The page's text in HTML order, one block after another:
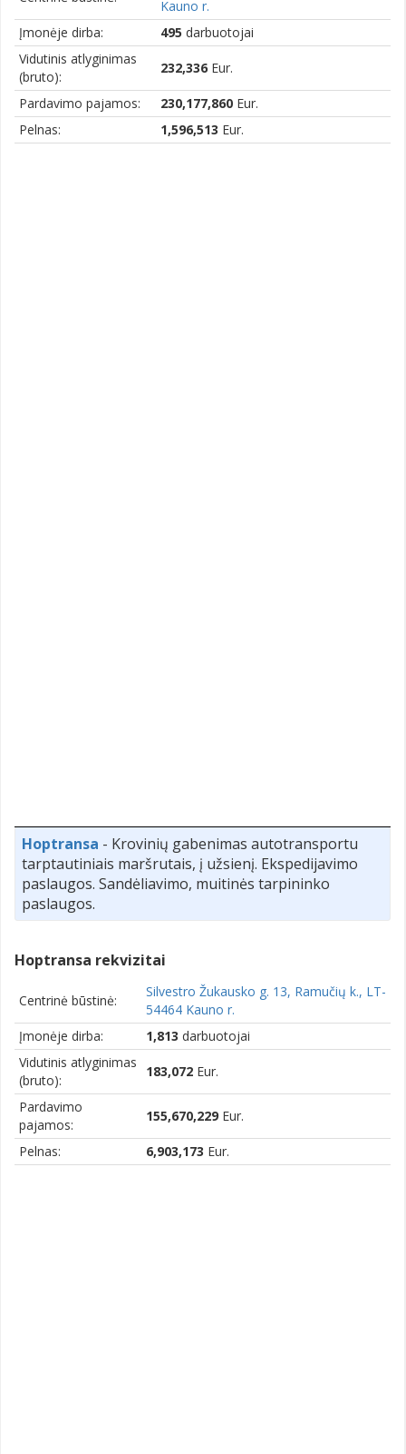
Kauno r.
Įmonėje dirba:
495 darbuotojai
Vidutinis atlyginimas
(bruto):
232,336 Eur.
Pardavimo pajamos: 230,177,860 Eur.
Pelnas:
1,596,513 Eur.
Hoptransa - Krovinių gabenimas autotransportu
tarptautiniais maršrutais, į užsienį. Ekspedijavimo
paslaugos. Sandėliavimo, muitinės tarpininko
paslaugos.
Hoptransa rekvizitai
Centrinė būstinė:
Silvestro Žukausko g. 13, Ramučių k., LT-
54464 Kauno r.
Įmonėje dirba:
1,813 darbuotojai
Vidutinis atlyginimas
(bruto):
183,072 Eur.
Pardavimo
pajamos:
155,670,229 Eur.
Pelnas: 6,903,173 Eur.